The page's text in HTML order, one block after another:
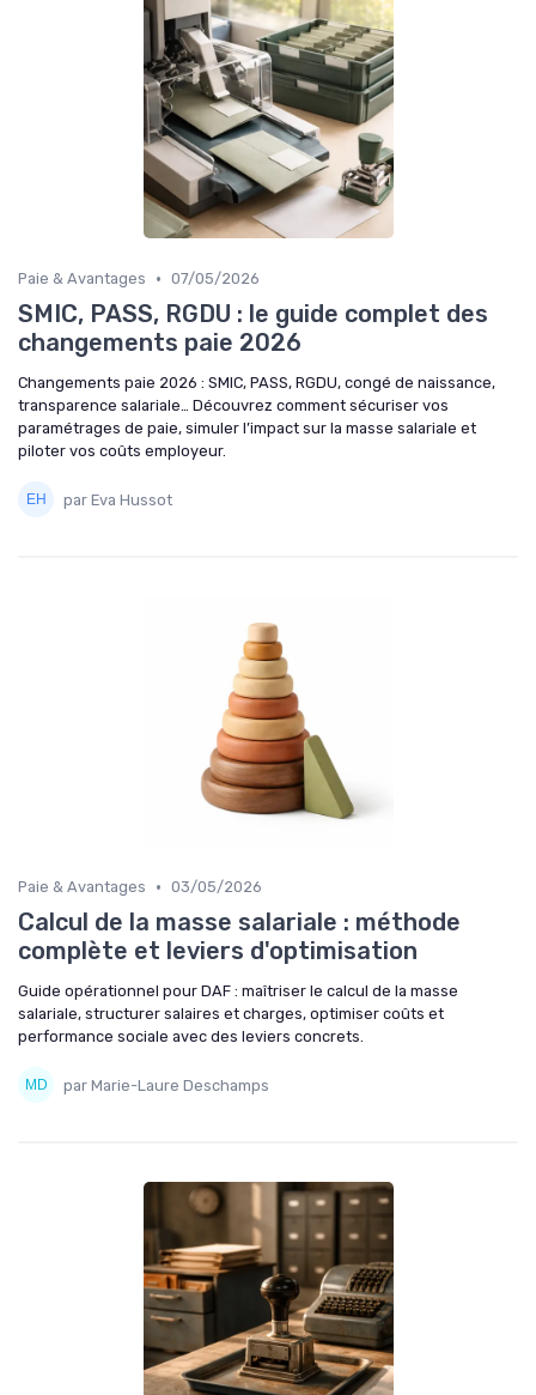
Paie & Avantages • 07/05/2026
SMIC, PASS, RGDU : le guide complet des
changements paie 2026
Changements paie 2026 : SMIC, PASS, RGDU, congé de naissance,
transparence salariale… Découvrez comment sécuriser vos
paramétrages de paie, simuler l’impact sur la masse salariale et
piloter vos coûts employeur.
par Eva Hussot
Paie & Avantages • 03/05/2026
Calcul de la masse salariale : méthode
complète et leviers d'optimisation
Guide opérationnel pour DAF : maîtriser le calcul de la masse
salariale, structurer salaires et charges, optimiser coûts et
performance sociale avec des leviers concrets.
par Marie-Laure Deschamps